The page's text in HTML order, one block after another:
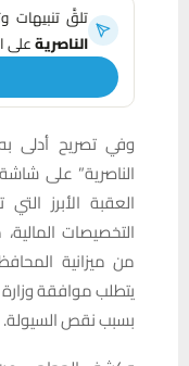
تلقَّ تنبيهات
الناصريةعلى
وفي تصريح أدلى
الناصرية” على
العقبة الأبرز
التخصيصات
من ميزانية
يتطلب موافقة
بسبب نقص السيولة.